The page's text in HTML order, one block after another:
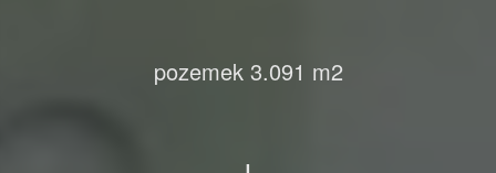
pozemek 3.091 m2